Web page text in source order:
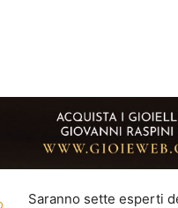
Saranno sette esperti